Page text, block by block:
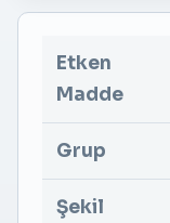
Etken
Madde
Grup
Şekil